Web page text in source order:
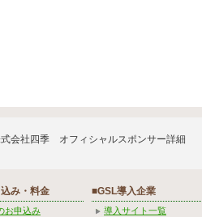
会社四季 オフィシャルスポンサー詳細
み・料金
お申込み
■GSL導入企業
導入サイト一覧